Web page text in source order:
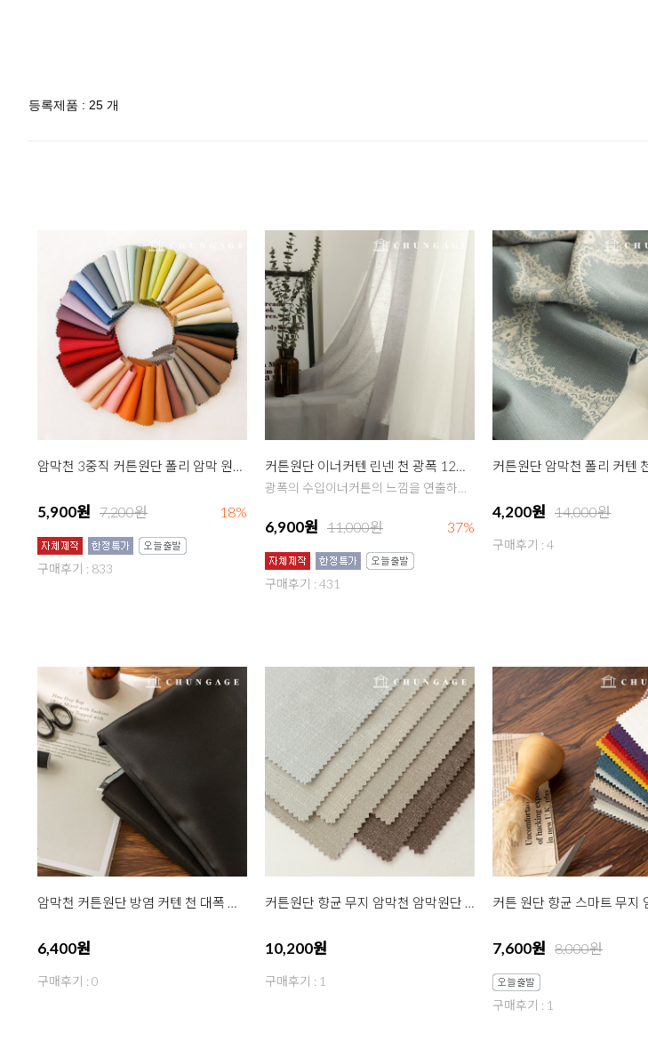
등록제품 : 25 개
암막천 3중직 커튼원단 폴리 암막 원단 커텐 천 햇볕차단 다이앤 50종
5,900원 7,200원 18%
구매후기 : 833
커튼원단 이너커텐 린넨 천 광폭 12종 한마
6,900원 11,000원 37%
구매후기 : 431
4,200원 14,000원
구매후기 : 4
암막천 커튼원단 방염 커텐 천 대폭 무지 암막원단 로엄
6,400원
구매후기 : 0
커튼원단 향균 무지 암막천 암막원단 호텔 커튼 커텐천 대폭 루나 7종
10,200원
구매후기 : 1
7,600원 8,000원
구매후기 : 1